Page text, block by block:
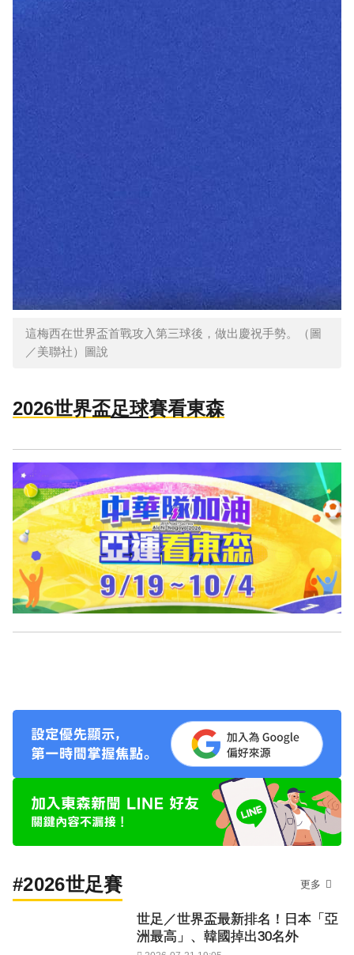
這梅西在世界盃首戰攻入第三球後，做出慶祝手勢。（圖
／美聯社）圖說
2026世界盃足球賽看東森
#2026世足賽 更多
世足／世界盃最新排名！日本「亞
洲最高」、韓國掉出30名外